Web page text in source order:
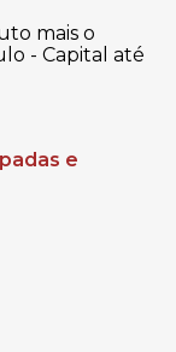
mais o
- Capital até
e